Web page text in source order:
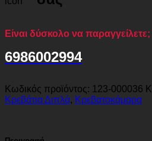
Είναι δύσκολο να
6986002994
Κωδικός προϊόντος: 123-000036
Κρεβάτια Διπλά, Κρεβατοκάμαρα